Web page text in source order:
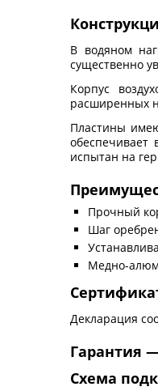
В водяном
существенно
Корпус
расширенных
Пластины
обеспечивает
испытан на
Прочный
Шаг
Медно-
Декларация
Гарантия
Схема